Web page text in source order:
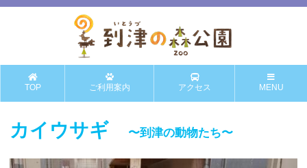
TOP ご利用案内 アクセス MENU
カイウサギ 〜到津の動物たち〜